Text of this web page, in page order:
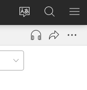
Sproak
fa
dise
Aunmalden
(opens
window)
En
JW.ORG
sieekjen